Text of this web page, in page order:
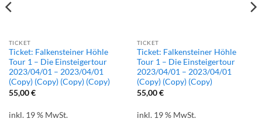
TICKET
Ticket: Falkensteiner Höhle
Tour 1 – Die Einsteigertour
2023/04/01 – 2023/04/01
(Copy) (Copy) (Copy) (Copy)
55,00€
inkl. 19 % MwSt.
TICKET
Ticket: Falkensteiner Höhle
Tour 1 – Die Einsteigertour
2023/04/01 – 2023/04/01
(Copy) (Copy) (Copy)
55,00€
inkl. 19 % MwSt.